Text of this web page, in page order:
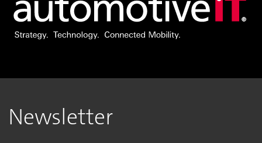
Newsletter